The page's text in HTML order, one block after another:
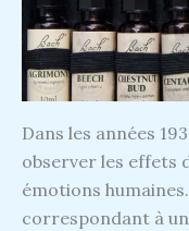
Dans les années
observer les effets
émotions
correspondant à